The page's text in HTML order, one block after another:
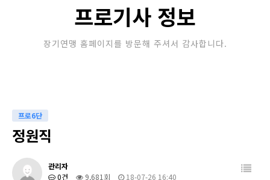
자료실
프로기사 정보
장기연맹 홈페이지를 방문해 주셔서 감사합니다.
프로6단
정원직
관리자
0건
9,681회 18-07-26 16:40